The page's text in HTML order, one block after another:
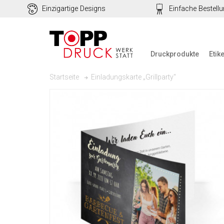
Einzigartige Designs Einfache
Druckprodukte
Startseite Einladungskarte „Grillparty"